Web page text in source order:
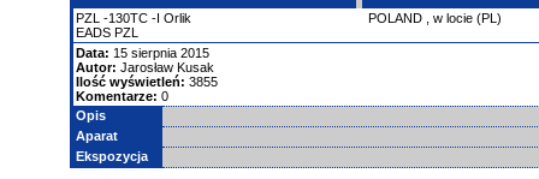
PZL -130TC -I Orlik
EADS PZL
POLAND w locie (PL)
Data: 15 sierpnia 2015
Autor: Jarosław Kusak
Ilość wyświetleń: 3855
Komentarze: 0
Opis
Aparat
Ekspozycja